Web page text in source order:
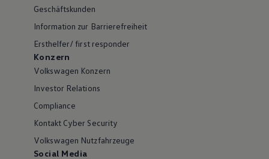
Geschäftskunden
Information zur Barrierefreiheit
Ersthelfer/ first responder
Konzern
Volkswagen Konzern
Investor Relations
Compliance
Kontakt Cyber Security
Volkswagen Nutzfahrzeuge
Social Media